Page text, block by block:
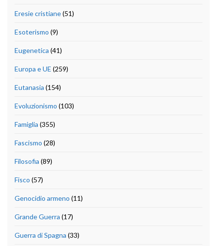
Eresie cristiane(51)
Esoterismo (9)
Eugenetica (41)
Europa e UE (259)
Eutanasia (154)
Evoluzionismo (103)
Famiglia (355)
Fascismo (28)
Filosofia (89)
Fisco (57)
Genocidio armeno (11)
Grande Guerra (17)
Guerra di Spagna (33)